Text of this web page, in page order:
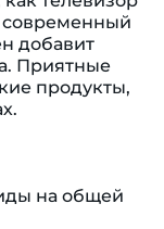
современный
добавит
Приятные
продукты,
на общей